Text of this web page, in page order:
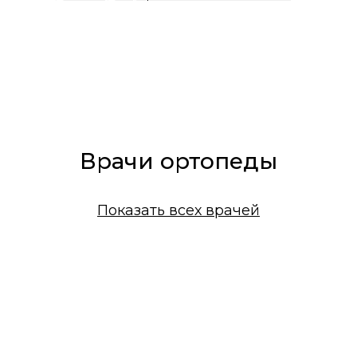
Врачи ортопеды
Показать всех врачей